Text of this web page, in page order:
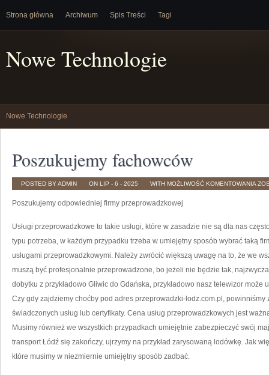
Strona główna Archiwum Spis Treści Tagi
Nowe Technologie
Nowe Technologie
Poszukujemy fachowców
POSTED BY ADMIN ON LIP - 6 - 2025 WITH MOŻLIWOŚĆ KOMENTOWANIA
Poszukujemy odpowiedniej firmy przeprowadzkowej
Usługi przeprowadzkowe to takie usługi, które w zasadzie nie są dla nas
typu potrzeba, w każdym przypadku trzeba w umiejętny sposób wybrać taką
usługami przeprowadzkowymi. Należy zwrócić większą uwagę na to, że we
muszą być profesjonalnie przeprowadzone, bo jeżeli nie będzie tak,
dobytku z przykładowo Gliwic do Gdańska, przykładowo nasz telewizor może
Czy gdy zajdziemy choćby pod adres przeprowadzki-lodz.com.pl,
świadczonych usług lub certyfikaty. Cena usług przeprowadzkowych jest
Musimy również we wszystkich przypadkach umiejętnie zabezpieczyć swój
transport Łódź się zakończy, ujrzymy na przykład zarysowaną lodówkę. Jak
które musimy w niezmiernie umiejętny sposób zadbać.